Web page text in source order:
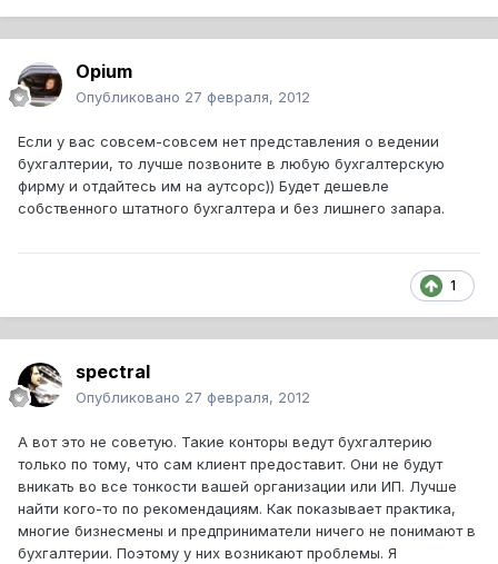
Opium
Опубликовано 27 февраля, 2012
Если у вас совсем-совсем нет представления о ведении
бухгалтерии, то лучше позвоните в любую бухгалтерскую
фирму и отдайтесь им на аутсорс)) Будет дешевле
собственного штатного бухгалтера и без лишнего запара.
1
spectral
Опубликовано 27 февраля, 2012
А вот это не советую. Такие конторы ведут бухгалтерию
только по тому, что сам клиент предоставит. Они не будут
вникать во все тонкости вашей организации или ИП. Лучше
найти кого-то по рекомендациям. Как показывает практика,
многие бизнесмены и предприниматели ничего не понимают в
бухгалтерии. Поэтому у них возникают проблемы. Я